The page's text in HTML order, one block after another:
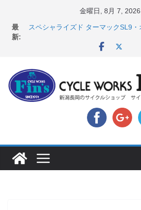
金曜日, 8月 7, 2026
最
新:
スペシャライズド ターマックSL9
店頭のセールバイク在庫 ロードバ
バイクなど（２０２６・７・１７ 現
【 重要 】お支払いについて ＆
店頭のセールバイク在庫 ロードバ
バイクなど（２０２６・７・１０